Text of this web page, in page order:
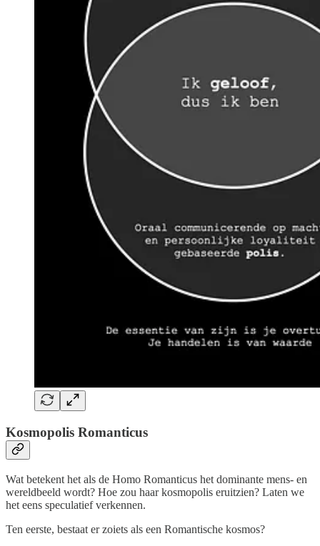
Kosmopolis Romanticus
Wat betekent het als de Homo Romanticus het dominante mens- en
wereldbeeld wordt? Hoe zou haar kosmopolis eruitzien? Laten we
het eens speculatief verkennen.
Ten eerste, bestaat er zoiets als een Romantische kosmos?